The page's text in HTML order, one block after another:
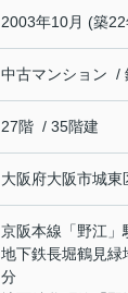
2003年10月 (築22
中古マンション /
27階 / 35階建
大阪府大阪市城東
京阪本線 「野江
地下鉄長堀鶴見緑
分